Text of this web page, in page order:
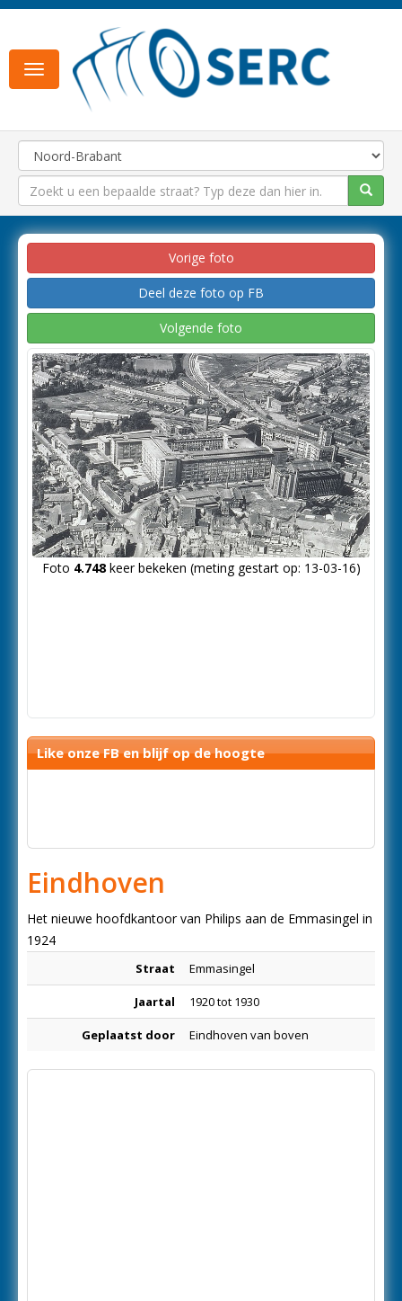
Toggle
navigation
Vorige foto
Deel deze foto op FB
Volgende foto
Foto 4.748keer bekeken (meting gestart op: 13-03-16)
Like onze FB en blijf op de hoogte
Eindhoven
Het nieuwe hoofdkantoor van Philips aan de Emmasingel in
1924
Straat Emmasingel
Jaartal 1920 tot 1930
Geplaatst door Eindhoven van boven